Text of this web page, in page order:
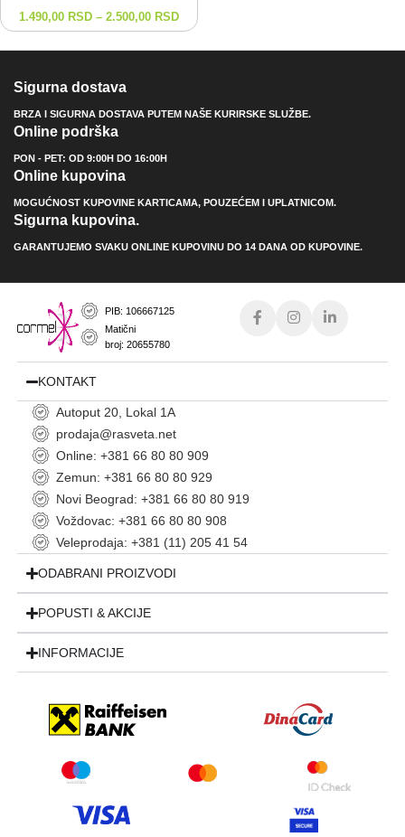
1.490,00 RSD – 2.500,00 RSD
Sigurna dostava
BRZA I SIGURNA DOSTAVA PUTEM NAŠE KURIRSKE SLUŽBE.
Online podrška
PON - PET: OD 9:00H DO 16:00H
Online kupovina
MOGUĆNOST KUPOVINE KARTICAMA, POUZEĆEM I UPLATNICOM.
Sigurna kupovina.
GARANTUJEMO SVAKU ONLINE KUPOVINU DO 14 DANA OD KUPOVINE.
PIB: 106667125
Matični
broj: 20655780
KONTAKT
Autoput 20, Lokal 1A
prodaja@rasveta.net
Online: +381 66 80 80 909
Zemun: +381 66 80 80 929
Novi Beograd: +381 66 80 80 919
Voždovac: +381 66 80 80 908
Veleprodaja: +381 (11) 205 41 54
ODABRANI PROIZVODI
POPUSTI & AKCIJE
INFORMACIJE